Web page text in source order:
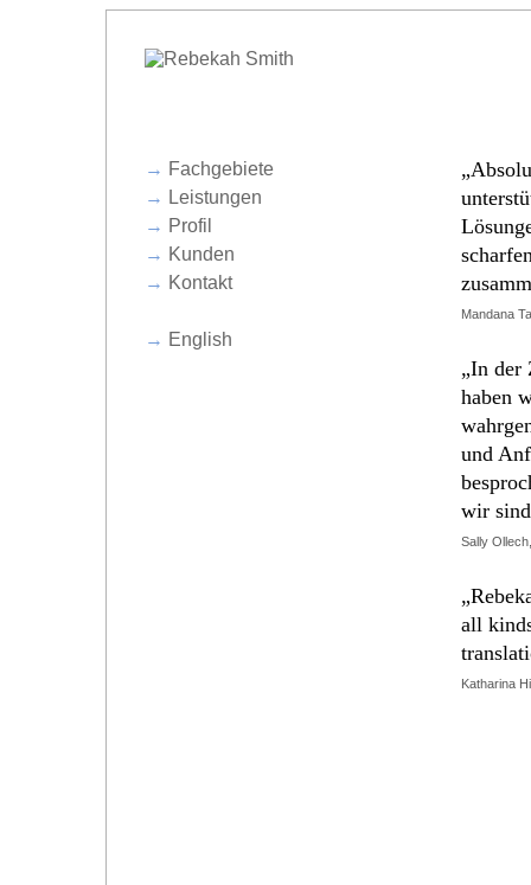
→ Fachgebiete
→ Leistungen
→ Profil
→ Kunden
→ Kontakt
→ English
Mandana
„In der
haben
und
wir
Sally
all
Katharina